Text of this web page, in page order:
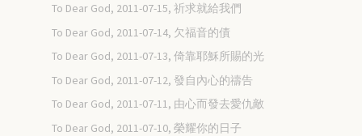
To Dear God, 2011-07-15, 祈求就給我們
To Dear God, 2011-07-14, 欠福音的債
To Dear God, 2011-07-13, 倚靠耶穌所賜的光
To Dear God, 2011-07-12, 發自內心的禱告
To Dear God, 2011-07-11, 由心而發去愛仇敵
To Dear God, 2011-07-10, 榮耀你的日子